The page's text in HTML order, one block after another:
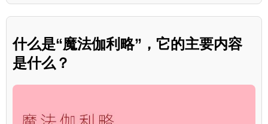
什么是“魔法伽利略”，它的主要内容
是什么？